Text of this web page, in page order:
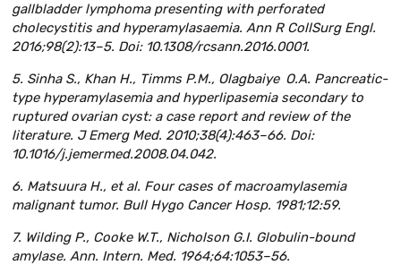
gallbladder lymphoma presenting with perforated
cholecystitis and hyperamylasaemia. Ann R CollSurg Engl.
2016;98(2):13–5. Doi: 10.1308/rcsann.2016.0001.
5. Sinha S., Khan H., Timms P.M., Olagbaiye O.A. Pancreatic-
type hyperamylasemia and hyperlipasemia secondary to
ruptured ovarian cyst: a case report and review of the
literature. J Emerg Med. 2010;38(4):463–66. Doi:
10.1016/j.jemermed.2008.04.042.
6. Matsuura H., et al. Four cases of macroamylasemia
malignant tumor. Bull Hygo Cancer Hosp. 1981;12:59.
7. Wilding P., Cooke W.T., Nicholson G.I. Globulin-bound
amylase. Ann. Intern. Med. 1964;64:1053–56.